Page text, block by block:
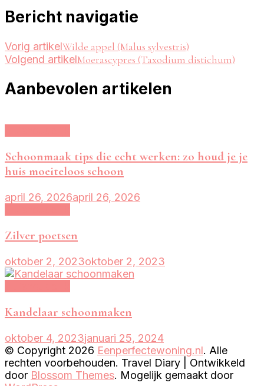
Bericht navigatie
Vorig artikelWilde appel (Malus sylvestris)
Volgend artikelMoerascypres (Taxodium distichum)
Aanbevolen artikelen
Schoonmaak tips die echt werken: zo houd je je
huis moeiteloos schoon
april 26, 2026april 26, 2026
Zilver poetsen
oktober 2, 2023oktober 2, 2023
Kandelaar schoonmaken
oktober 4, 2023januari 25, 2024
© Copyright 2026 Eenperfectewoning.nl. Alle
rechten voorbehouden. Travel Diary | Ontwikkeld
door Blossom Themes. Mogelijk gemaakt door